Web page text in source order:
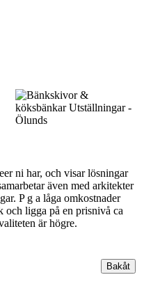
ni har, och visar lösningar
även med arkitekter
P g a låga omkostnader
och ligga på en prisnivå ca
är högre.